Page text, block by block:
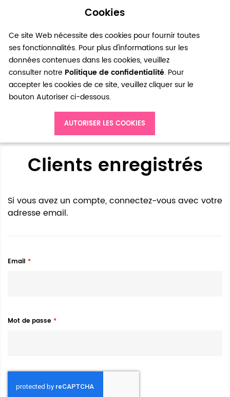
Cookies
Ce site Web nécessite des cookies pour fournir toutes
ses fonctionnalités. Pour plus d'informations sur les
données contenues dans les cookies, veuillez
consulter notre Politique de confidentialité. Pour
accepter les cookies de ce site, veuillez cliquer sur le
bouton Autoriser ci-dessous.
AUTORISER LES COOKIES
0
Accès client
Clients enregistrés
Si vous avez un compte, connectez-vous avec votre
adresse email.
Email
Mot de passe